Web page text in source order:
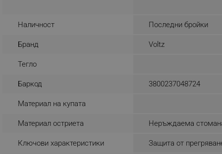
Наличност Последни бройки
Бранд Voltz
Тегло
Баркод 3800237048724
Материал на купата
Материал остриета Неръждаема
Ключови характеристики Защита от
_nzm_id_92166-7699
_sgf_user_id
_sgf_delayed_actions,